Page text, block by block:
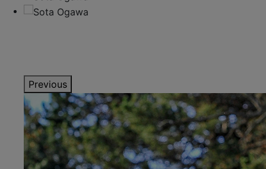
Previous